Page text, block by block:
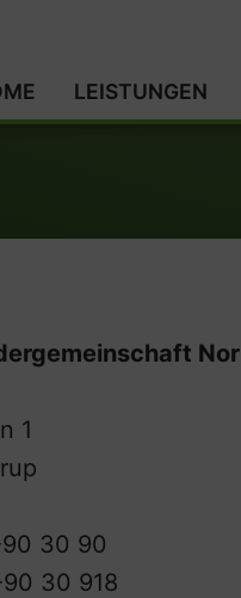
LEISTUNGEN
1
30 90
30 918